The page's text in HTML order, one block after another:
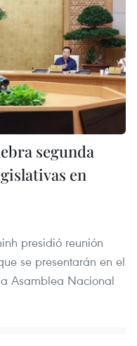
segunda
en
presidió reunión
se presentarán en el
Asamblea Nacional